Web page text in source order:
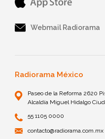
Webmail Radiorama
Radiorama México
Paseo de la Reforma 2620
Alcaldía Miguel Hidalgo
55 1105 0000
contacto@radiorama.com.mx